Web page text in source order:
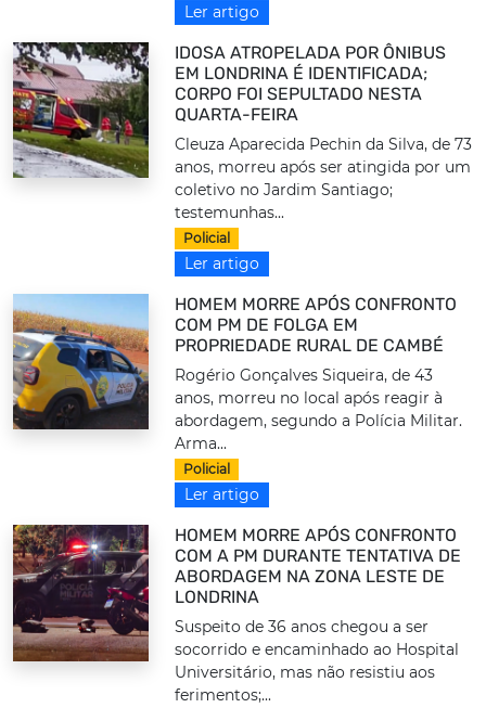
Ler artigo
IDOSA ATROPELADA POR ÔNIBUS
EM LONDRINA É IDENTIFICADA;
CORPO FOI SEPULTADO NESTA
QUARTA-FEIRA
Cleuza Aparecida Pechin da Silva, de 73
anos, morreu após ser atingida por um
coletivo no Jardim Santiago;
testemunhas...
Policial
Ler artigo
HOMEM MORRE APÓS CONFRONTO
COM PM DE FOLGA EM
PROPRIEDADE RURAL DE CAMBÉ
Rogério Gonçalves Siqueira, de 43
anos, morreu no local após reagir à
abordagem, segundo a Polícia Militar.
Arma...
Policial
Ler artigo
HOMEM MORRE APÓS CONFRONTO
COM A PM DURANTE TENTATIVA DE
ABORDAGEM NA ZONA LESTE DE
LONDRINA
Suspeito de 36 anos chegou a ser
socorrido e encaminhado ao Hospital
Universitário, mas não resistiu aos
ferimentos;...